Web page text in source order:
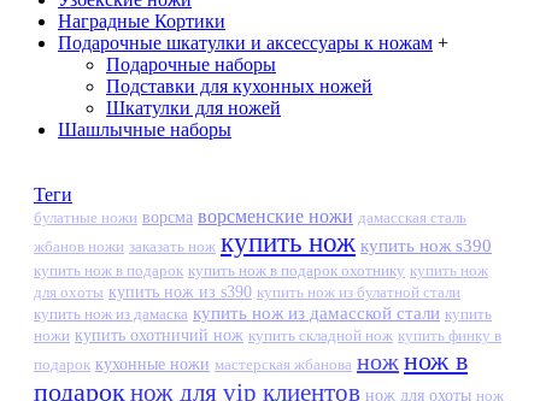
Наградные Кортики
Подарочные шкатулки и аксессуары к ножам +
Подарочные наборы
Подставки для кухонных ножей
Шкатулки для ножей
Шашлычные наборы
Теги
булатные ножи ворсма ворсменские ножи дамасская сталь
жбанов ножи заказать нож купить нож купить нож s390
купить нож в подарок купить нож в подарок охотнику купить нож
для охоты купить нож из s390 купить нож из булатной стали
купить нож из дамаска купить нож из дамасской стали купить
ножи купить охотничий нож купить складной нож купить финку в
подарок кухонные ножи мастерская жбанова ножнож в
подарокнож для vip клиентов нож для охоты нож